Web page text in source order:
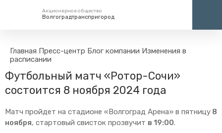
Акционерное общество
Волгоградтранспригород
Единый номер вызова экстренных служб
Главная Пресс-центр Блог компании Изменения в
расписании
Футбольный матч «Ротор-Сочи»
состоится 8 ноября 2024 года
Матч пройдет на стадионе «Волгоград Арена» в пятницу 8
ноября, стартовый свисток прозвучит в 19:00.